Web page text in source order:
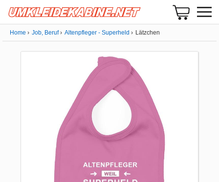
Home Job, Beruf Altenpfleger - Superheld Lätzchen